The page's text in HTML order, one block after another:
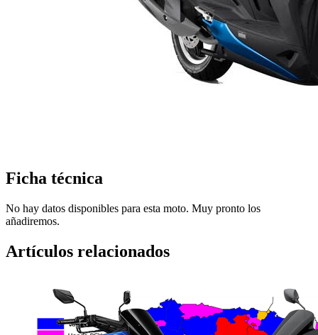
Ficha técnica
No hay datos disponibles para esta moto. Muy pronto los
añadiremos.
Artículos relacionados